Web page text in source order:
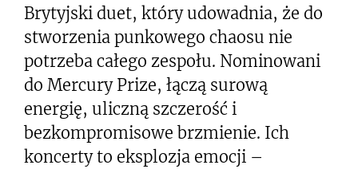
Brytyjski duet, który udowadnia, że do
stworzenia punkowego chaosu nie
potrzeba całego zespołu. Nominowani
do Mercury Prize, łączą surową
energię, uliczną szczerość i
bezkompromisowe brzmienie. Ich
koncerty to eksplozja emocji –